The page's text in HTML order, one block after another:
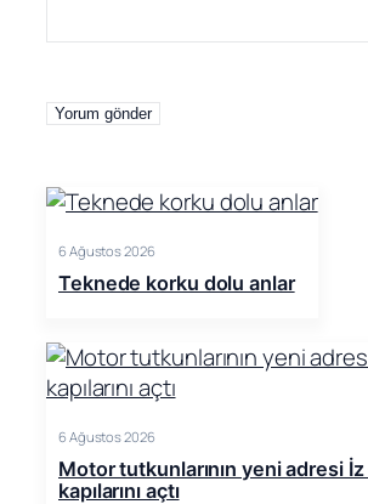
6 Ağustos 2026
Teknede korku dolu anlar
6 Ağustos 2026
Motor tutkunlarının yeni adresi İz
kapılarını açtı